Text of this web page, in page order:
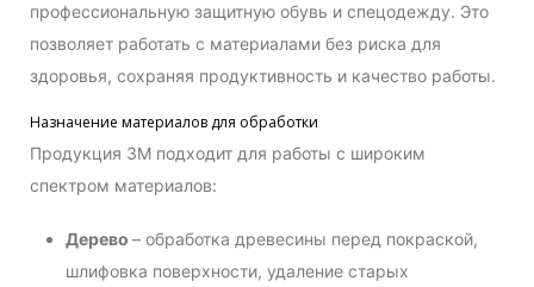
профессиональную защитную обувь и спецодежду. Это
позволяет работать с материалами без риска для
здоровья, сохраняя продуктивность и качество работы.
Назначение материалов для обработки
Продукция 3М подходит для работы с широким
спектром материалов:
Дерево – обработка древесины перед покраской,
шлифовка поверхности, удаление старых